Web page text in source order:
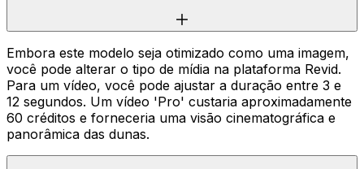
Embora este modelo seja otimizado como uma imagem,
você pode alterar o tipo de mídia na plataforma Revid.
Para um vídeo, você pode ajustar a duração entre 3 e
12 segundos. Um vídeo 'Pro' custaria aproximadamente
60 créditos e forneceria uma visão cinematográfica e
panorâmica das dunas.